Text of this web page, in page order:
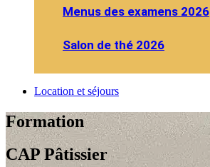
Menus des examens 2026
Salon de thé 2026
Location et séjours
Formation
CAP Pâtissier